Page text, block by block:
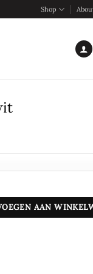
Shop
AAN